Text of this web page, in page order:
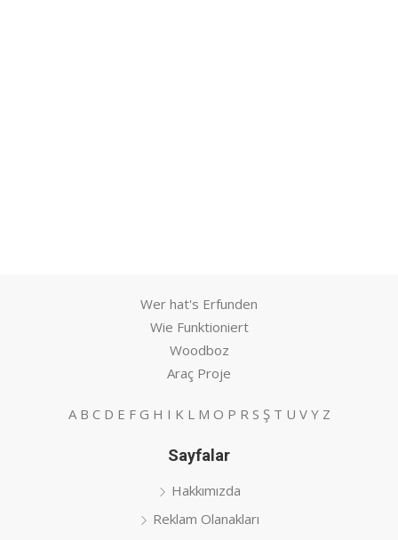
Wer hat's Erfunden
Wie Funktioniert
Woodboz
Araç Proje
A B C D E F G H I K L M O P R S Ş T U V Y Z
Sayfalar
Hakkımızda
Reklam Olanakları